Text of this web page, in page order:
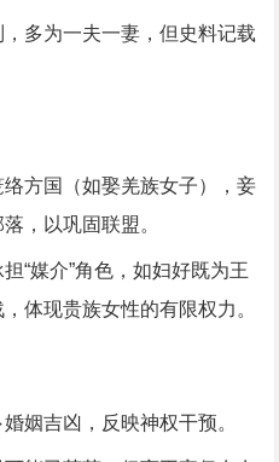
多为一夫一妻，但史料记载
方国（如娶羌族女子），妾
，以巩固联盟。
“媒介”角色，如妇好既为王
体现贵族女性的有限权力。
姻吉凶，反映神权干预。